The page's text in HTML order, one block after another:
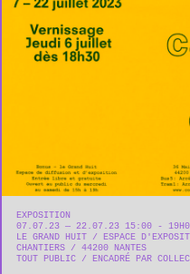
EXPOSITION
07.07.23 — 22.07.23 15:00 -
LE GRAND HUIT
ESPACE
CHANTIERS
44200 NANTES
TOUT PUBLIC
ENCADRÉ PAR